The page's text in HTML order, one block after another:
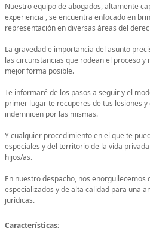
Nuestro equipo de abogados, altamente
experiencia , se encuentra enfocado en
representación en diversas áreas del
La gravedad e importancia del asunto
las circunstancias que rodean el proceso y
mejor forma posible.
Te informaré de los pasos a seguir y el
primer lugar te recuperes de tus lesiones
indemnicen por las mismas.
Y cualquier procedimiento en el que te
especiales y del territorio de la vida
hijos/as.
En nuestro despacho, nos
especializados y de alta calidad para una
jurídicas.
Características: